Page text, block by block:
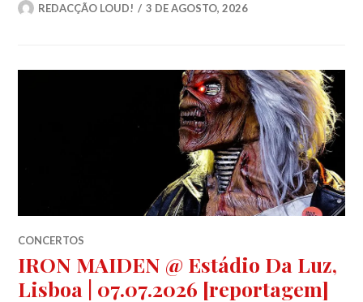
REDACÇÃO LOUD! 3 DE AGOSTO, 2026
CONCERTOS
IRON MAIDEN @ Estádio Da Luz,
Lisboa | 07.07.2026 [reportagem]